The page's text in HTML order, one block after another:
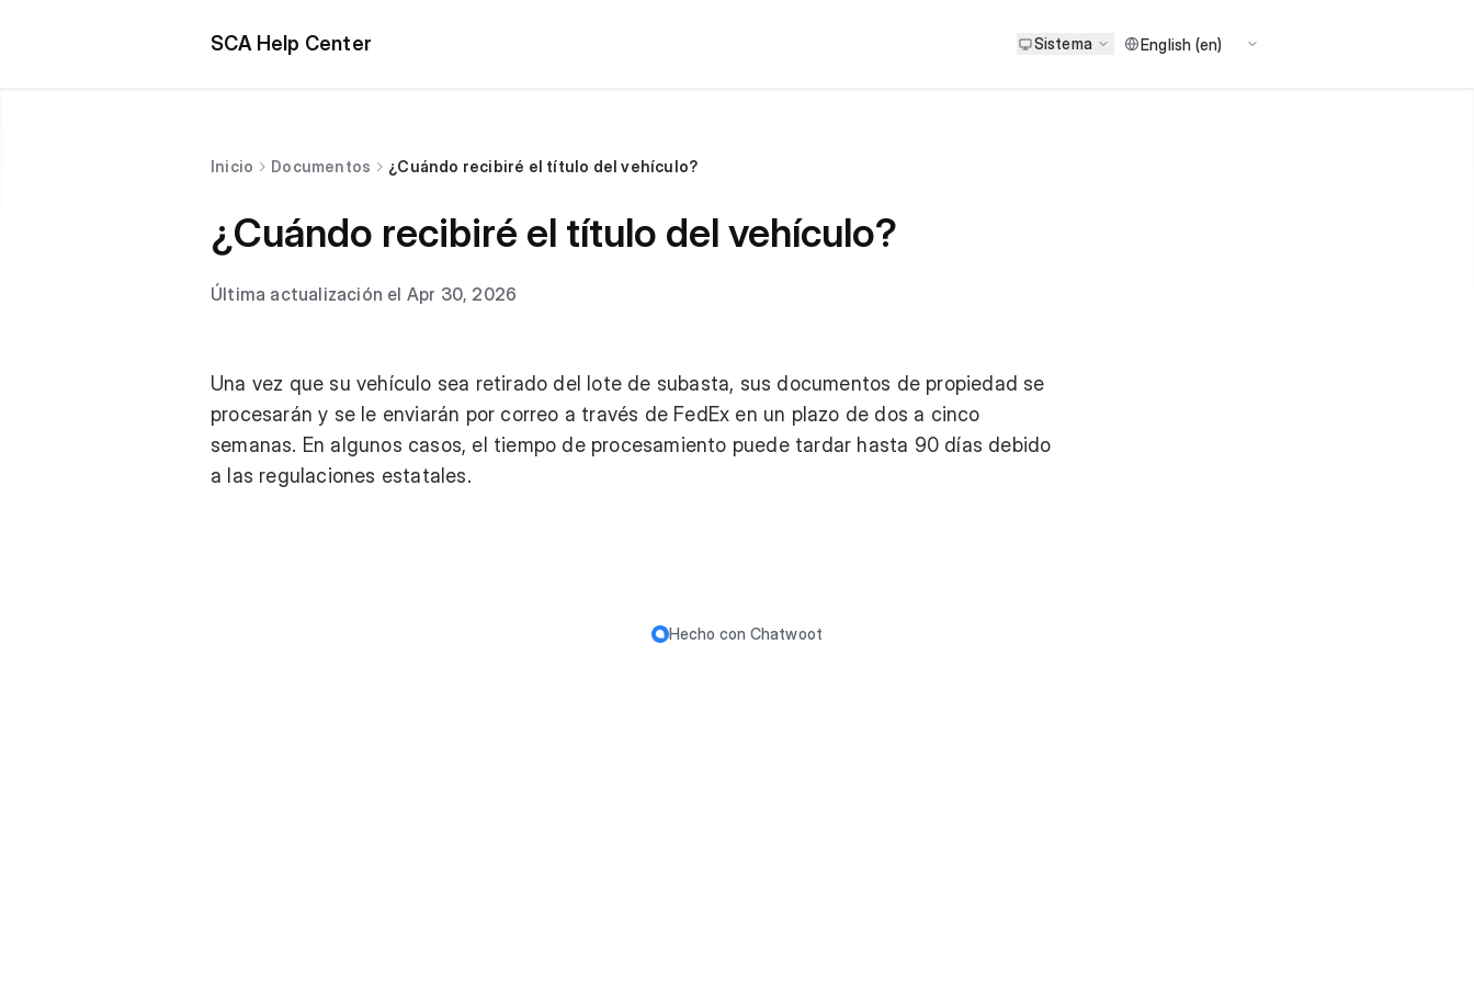
SCA Help Center Sistema
Inicio Documentos ¿Cuándo recibiré el título del vehículo?
¿Cuándo recibiré el título del vehículo?
Última actualización el Apr 30, 2026
Una vez que su vehículo sea retirado del lote de subasta, sus documentos de propiedad se
procesarán y se le enviarán por correo a través de FedEx en un plazo de dos a cinco
semanas. En algunos casos, el tiempo de procesamiento puede tardar hasta 90 días debido
a las regulaciones estatales.
Hecho con Chatwoot